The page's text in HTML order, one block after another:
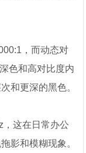
，而动态对
色和高对比度内
和更深的黑色。
，这在日常办公
影和模糊现象。